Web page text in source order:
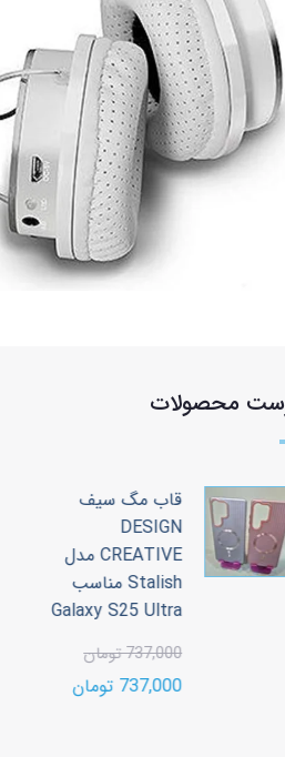
محصولات
قاب مگ سیف
DESIGN
CREATIVE مدل
Stalish مناسب
Galaxy S25 Ultra
737,000 تومان
737,000 تومان